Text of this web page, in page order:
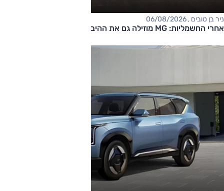
ניר בן טובים , 06/08/2026
אחרי החשמליות: MG מוזילה גם את ההיברידיות